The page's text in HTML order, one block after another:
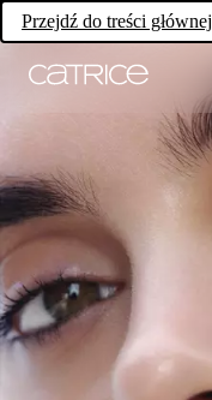
Przejdź do treści głównej